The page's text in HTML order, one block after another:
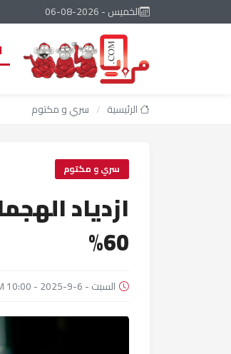
الخميس - 2026-08-06
الرئيسية / سري و مكتوم
سري و مكتوم
ازدياد
60%
السبت - 6-9-2025 - 10:00 AM